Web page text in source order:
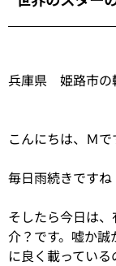
兵庫県 姫路市の
こんにちは、Ｍで
毎日雨続きですね
そしたら今日は
介？です。嘘か
に良く載っている